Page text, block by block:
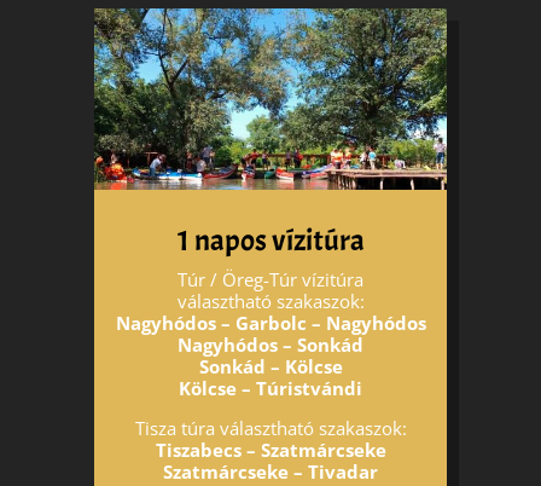
1 napos vízitúra
Túr / Öreg-Túr vízitúra
választható szakaszok:
Nagyhódos – Garbolc – Nagyhódos
Nagyhódos – Sonkád
Sonkád – Kölcse
Kölcse – Túristvándi
Tisza túra választható szakaszok:
Tiszabecs – Szatmárcseke
Szatmárcseke – Tivadar